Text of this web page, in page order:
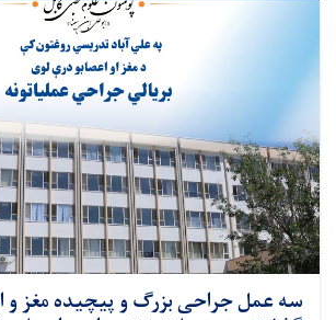
سه عمل جراحی بزرگ و پیچیده مغز و